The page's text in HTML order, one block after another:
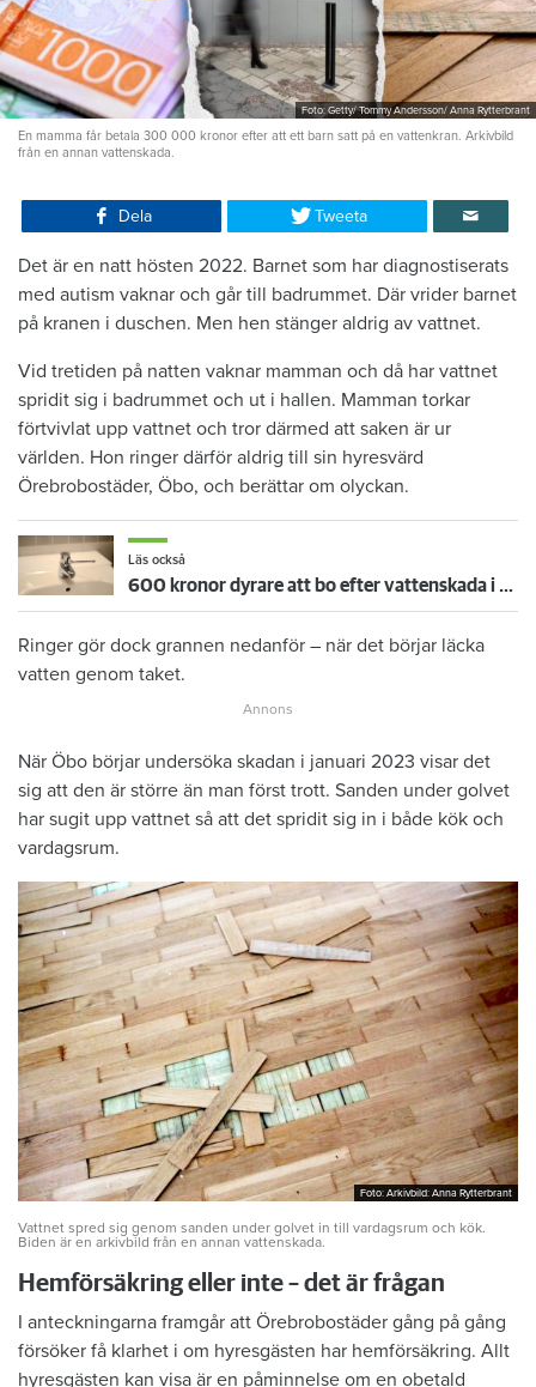
Foto: Getty/ Tommy Andersson/ Anna Rytterbrant
En mamma får betala 300 000 kronor efter att ett barn satt på en vattenkran. Arkivbild
från en annan vattenskada.
Dela Tweeta
Det är en natt hösten 2022. Barnet som har diagnostiserats
med autism vaknar och går till badrummet. Där vrider barnet
på kranen i duschen. Men hen stänger aldrig av vattnet.
Vid tretiden på natten vaknar mamman och då har vattnet
spridit sig i badrummet och ut i hallen. Mamman torkar
förtvivlat upp vattnet och tror därmed att saken är ur
världen. Hon ringer därför aldrig till sin hyresvärd
Örebrobostäder, Öbo, och berättar om olyckan.
Läs också
600 kronor dyrare att bo efter vattenskada i Varberg
Ringer gör dock grannen nedanför – när det börjar läcka
vatten genom taket.
När Öbo börjar undersöka skadan i januari 2023 visar det
sig att den är större än man först trott. Sanden under golvet
har sugit upp vattnet så att det spridit sig in i både kök och
vardagsrum.
Foto: Arkivbild: Anna Rytterbrant
Foto: Arkivbild: Anna Rytterbrant
Vattnet spred sig genom sanden under golvet in till vardagsrum och kök.
Biden är en arkivbild från en annan vattenskada.
Hemförsäkring eller inte – det är frågan
I anteckningarna framgår att Örebrobostäder gång på gång
försöker få klarhet i om hyresgästen har hemförsäkring. Allt
hyresgästen kan visa är en påminnelse om en obetald